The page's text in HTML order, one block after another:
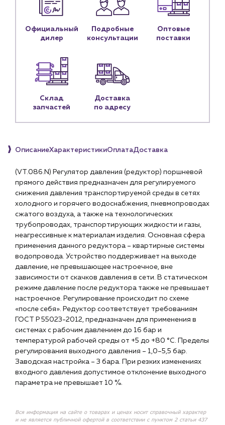
Новости
Личный кабинет
Контакты
Контактные данные
Наши партнёры
Чат-бот
Пн – пт: 9:00 – 18:00
sales@profpotok.ru
г. Краснодар, ул. Российская, 63
Официальный
дилер
Подробные
консультации
Оптовые
поставки
Склад
запчастей
Доставка
по адресу
ОписаниеХарактеристикиОплатаДоставка
(VT.086.N) Регулятор давления (редуктор) поршневой
прямого действия предназначен для регулируемого
снижения давления транспортируемой среды в сетях
холодного и горячего водоснабжения, пневмопроводах
сжатого воздуха, а также на технологических
трубопроводах, транспортирующих жидкости и газы,
неагрессивные к материалам изделия. Основная сфера
применения данного редуктора – квартирные системы
водопровода. Устройство поддерживает на выходе
давление, не превышающее настроечное, вне
зависимости от скачков давления в сети. В статическом
режиме давление после редуктора также не превышает
настроечное. Регулирование происходит по схеме
«после себя». Редуктор соответствует требованиям
ГОСТ Р 55023-2012, предназначен для применения в
системах с рабочим давлением до 16 бар и
температурой рабочей среды от +5 до +80 °С. Пределы
регулирования выходного давления – 1,0–5,5 бар.
Заводская настройка – 3 бара. При резких изменениях
входного давления допустимое отклонение выходного
параметра не превышает 10 %.
Вся информация на сайте о товарах и ценах носит справочный характер
и не является публичной офертой в соответствии с пунктом 2 статьи 437